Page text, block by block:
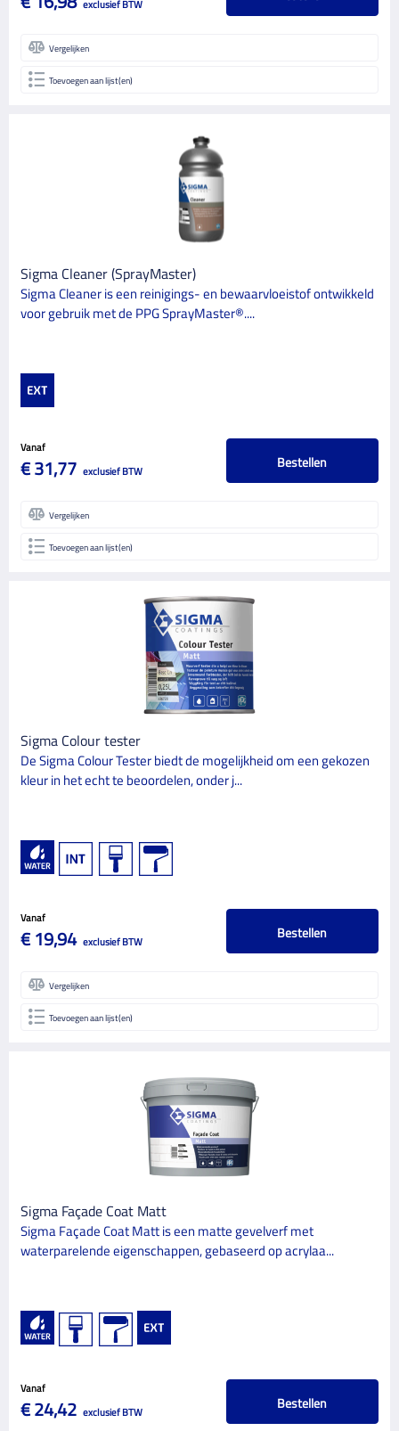
exclusief BTW
Vergelijken
Toevoegen aan lijst(en)
Sigma Cleaner (SprayMaster)
Sigma Cleaner is een reinigings- en bewaarvloeistof ontwikkeld
voor gebruik met de PPG SprayMaster®....
Vanaf
€ 31,77 exclusief BTW Bestellen
Vergelijken
Toevoegen aan lijst(en)
Sigma Colour tester
De Sigma Colour Tester biedt de mogelijkheid om een gekozen
kleur in het echt te beoordelen, onder j...
Vanaf
€ 19,94 exclusief BTW Bestellen
Vergelijken
Toevoegen aan lijst(en)
Sigma Façade Coat Matt
Sigma Façade Coat Matt is een matte gevelverf met
waterparelende eigenschappen, gebaseerd op acrylaa...
Vanaf
€ 24,42 exclusief BTW Bestellen